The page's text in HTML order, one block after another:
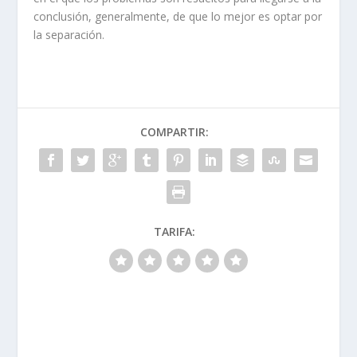
conclusión, generalmente, de que lo mejor es optar por
la separación.
COMPARTIR:
TARIFA: